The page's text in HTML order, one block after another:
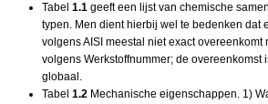
Tabel1.1 geeft een lijst van chemische
typen. Men dient hierbij wel te bedenken dat
volgens AISI meestal niet exact
volgens Werkstoffnummer; de overeenkomst
globaal.
Tabel1.2 Mechanische eigenschappen. 1)